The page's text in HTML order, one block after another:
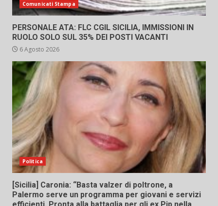
Comunicati Stampa
PERSONALE ATA: FLC CGIL SICILIA, IMMISSIONI IN
RUOLO SOLO SUL 35% DEI POSTI VACANTI
6 Agosto 2026
Politica
[Sicilia] Caronia: “Basta valzer di poltrone, a
Palermo serve un programma per giovani e servizi